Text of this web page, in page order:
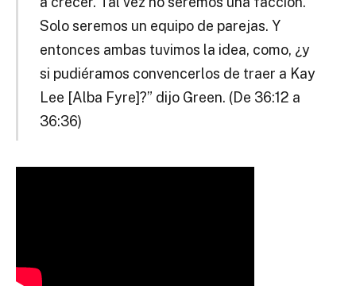
Solo seremos un equipo de parejas. Y
entonces ambas tuvimos la idea, como, ¿y
si pudiéramos convencerlos de traer a Kay
Lee [Alba Fyre]?” dijo Green. (De 36:12 a
36:36)